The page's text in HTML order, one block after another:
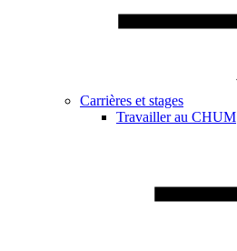
Carrières et stages
Travailler au CHUM